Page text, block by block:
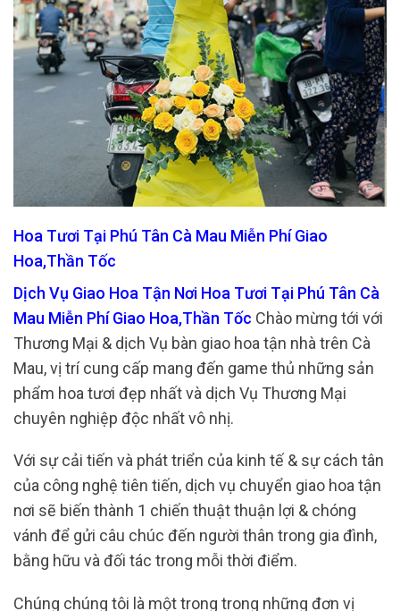
Hoa Tươi Tại Phú Tân Cà Mau Miễn Phí Giao
Hoa,Thần Tốc
Dịch Vụ Giao Hoa Tận Nơi Hoa Tươi Tại Phú Tân Cà
Mau Miễn Phí Giao Hoa,Thần Tốc Chào mừng tới với
Thương Mại & dịch Vụ bàn giao hoa tận nhà trên Cà
Mau, vị trí cung cấp mang đến game thủ những sản
phẩm hoa tươi đẹp nhất và dịch Vụ Thương Mại
chuyên nghiệp độc nhất vô nhị.
Với sự cải tiến và phát triển của kinh tế & sự cách tân
của công nghệ tiên tiến, dịch vụ chuyển giao hoa tận
nơi sẽ biến thành 1 chiến thuật thuận lợi & chóng
vánh để gửi câu chúc đến người thân trong gia đình,
bằng hữu và đối tác trong mỗi thời điểm.
Chúng chúng tôi là một trong trong những đơn vị